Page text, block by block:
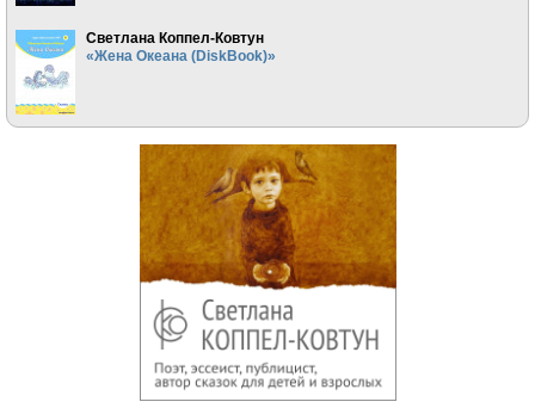
Светлана Коппел-Ковтун
«Жена Океана (DiskBook)»